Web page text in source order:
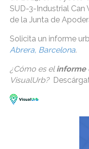
SUD-3-Industrial
de la Junta de
Solicita un informe
Abrera, Barcelona.
¿Cómo es el informe
VisualUrb?